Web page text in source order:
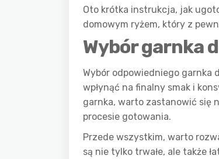
Oto krótka instrukcja, jak
domowym ryżem, który z
Wybór garnka
Wybór odpowiedniego garnka
wpłynąć na finalny smak i
garnka, warto zastanowić się
procesie gotowania.
Przede wszystkim, warto
są nie tylko trwałe, ale także